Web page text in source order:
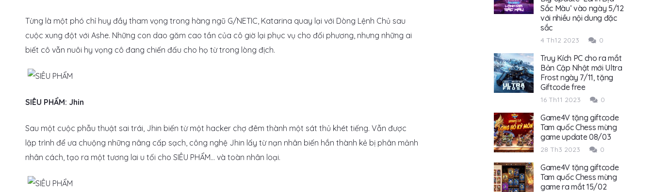
Từng là một phó chỉ huy đầy tham vọng trong hàng ngũ G/NETIC, Katarina quay lại với Dòng Lệnh Chủ sau
cuộc xung đột với Ashe. Những con dao găm cao tần của cô giờ lại phục vụ cho đối phương, nhưng những ai
biết cô vẫn nuôi hy vọng cô đang chiến đấu cho họ từ trong lòng địch.
SIÊU PHẨM: Jhin
Sau một cuộc phẫu thuật sai trái, Jhin biến từ một hacker chợ đêm thành một sát thủ khét tiếng. Vẫn được
lập trình để ưa chuộng những nâng cấp sạch, công nghệ Jhin lấy từ nạn nhân biến hắn thành kẻ bị phân mảnh
nhân cách, tạo ra một tương lai u tối cho SIÊU PHẨM… và toàn nhân loại.
Sắc Màu’ vào ngày 5/12
với nhiều nội dung đặc
sắc
4 Th12 2023 0
Truy Kích PC cho ra mắt
Bản Cập Nhật mới Ultra
Frost ngày 7/11, tặng
Giftcode free
16 Th11 2023 0
Game4V tặng giftcode
Tam quốc Chess mừng
game update 08/03
28 Th3 2023 0
Game4V tặng giftcode
Tam quốc Chess mừng
game ra mắt 15/02